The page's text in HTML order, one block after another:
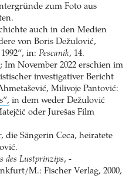
zum Foto aus
auch in den Medien
von Boris Dežulović,
in: Pescanik, 14.
; Im November 2022 erschien im
investigativer Bericht
Milivoje Pantović:
in dem weder ­Dežulović
oder Jurešas Film
die Sängerin Ceca, heiratete
des Lustprinzips, ­
M.: Fischer Verlag, 2000,